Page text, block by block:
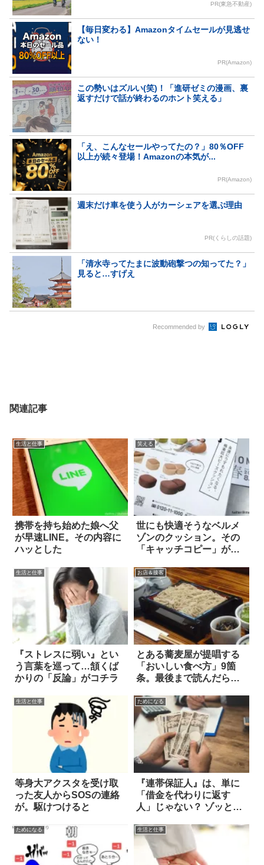
PR(東急不動産)
【毎日変わる】Amazonタイムセールが見逃せ
ない！
PR(Amazon)
この勢いはズルい(笑)！「進研ゼミの漫画、裏
返すだけで話が終わるのホント笑える」
「え、こんなセールやってたの？」80％OFF
以上が続々登場！Amazonの本気が...
PR(Amazon)
週末だけ車を使う人がカーシェアを選ぶ理由
PR(くらしの話題)
「清水寺ってたまに波動砲撃つの知ってた？」
見ると…すげえ
Recommended by
関連記事
生活と仕事
携帯を持ち始めた娘へ父
が早速LINE。その内容に
ハッとした
笑える
世にも快適そうなベルメ
ゾンのクッション。その
「キャッチコピー」が恐
生活と仕事
『ストレスに弱い』とい
う言葉を巡って…頷くば
かりの「反論」がコチラ
お店＆接客
とある蕎麦屋が提唱する
「おいしい食べ方」9箇
条。最後まで読んだら、
生活と仕事
等身大アクスタを受け取
った友人からSOSの連絡
が。駆けつけると
ためになる
『連帯保証人』は、単に
「借金を代わりに返す
人」じゃない？ ゾッとす
ためになる 生活と仕事